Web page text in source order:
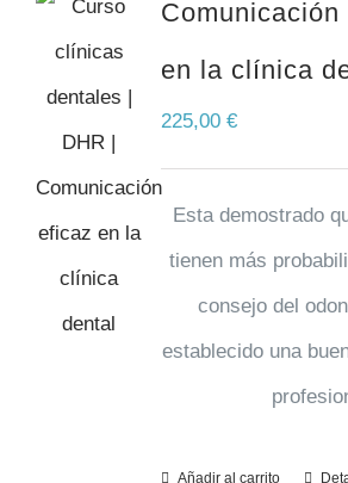
Comunicación
en la clínica
225,00 €
Esta demostrado
tienen más
consejo del
establecido una
Añadir al carrito